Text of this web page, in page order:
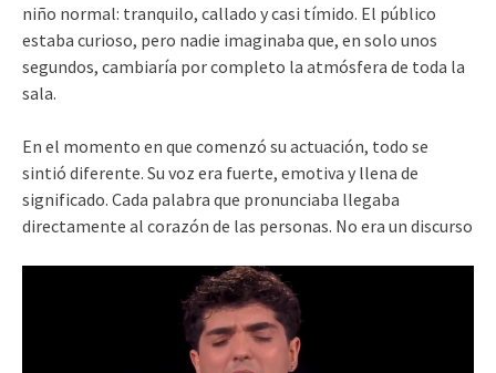
niño normal: tranquilo, callado y casi tímido. El público
estaba curioso, pero nadie imaginaba que, en solo unos
segundos, cambiaría por completo la atmósfera de toda la
sala.
En el momento en que comenzó su actuación, todo se
sintió diferente. Su voz era fuerte, emotiva y llena de
significado. Cada palabra que pronunciaba llegaba
directamente al corazón de las personas. No era un discurso